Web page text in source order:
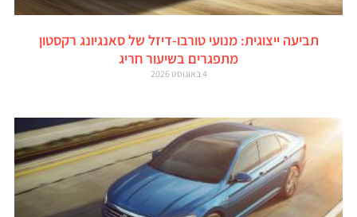
תביעה ייצוגית: מנועי טורבו-דיזל של סאנגיונג רקסטון
מתפגרים בשיעור חריג
4 באוגוסט 2026